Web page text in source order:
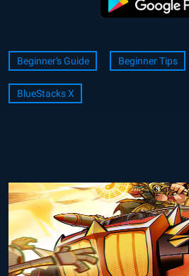
Beginner's Guide Beginner Tips
BlueStacks X